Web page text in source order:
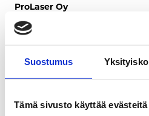
Suostumus
Tämä sivusto käyttää evästeitä
ProLaser Oy
Putki-Valtti Oy/Imbello Oy
Raucell Oy
Reka Kiinteistöt Oy
Riihimäen Laatupinta Oy
Sabriscan Oy